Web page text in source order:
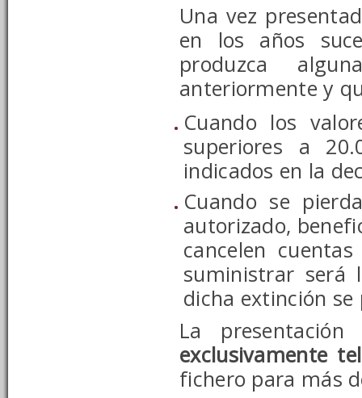
Una vez
en los años
produzca
anteriormente y
Cuando los
superiores a
indicados en la
Cuando se
autorizado,
cancelen
suministrar será
dicha extinción se
La
exclusivamente
fichero para más